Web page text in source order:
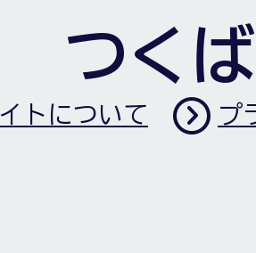
つく
トについて プ